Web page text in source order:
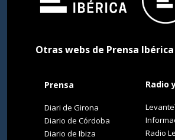
Otras webs de Prensa
Prensa
Diari de Girona
Diario de Córdoba
Diario de Ibiza
Radio
Radio